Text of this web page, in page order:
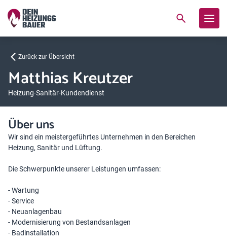
Zurück zur Übersicht
Matthias Kreutzer
Heizung-Sanitär-Kundendienst
Über uns
Wir sind ein meistergeführtes Unternehmen in den Bereichen
Heizung, Sanitär und Lüftung.
Die Schwerpunkte unserer Leistungen umfassen:
- Wartung
- Service
- Neuanlagenbau
- Modernisierung von Bestandsanlagen
- Badinstallation